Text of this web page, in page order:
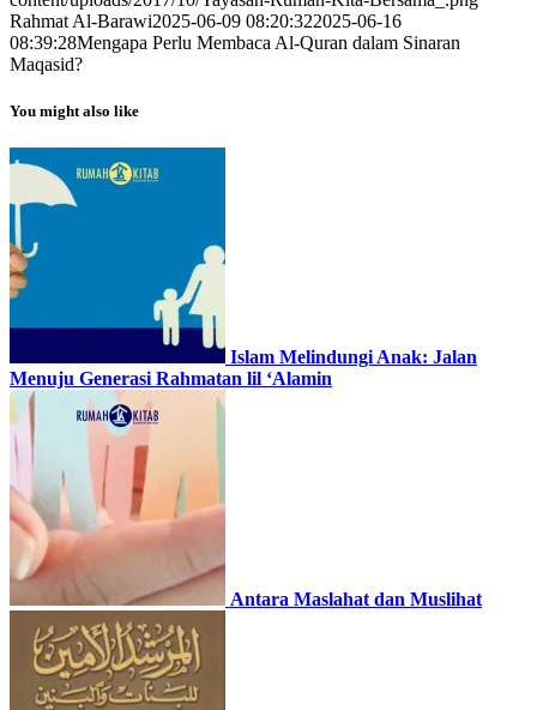
Rahmat Al-Barawi2025-06-09 08:20:322025-06-16
08:39:28Mengapa Perlu Membaca Al-Quran dalam Sinaran
Maqasid?
You might also like
Islam Melindungi Anak: Jalan
Menuju Generasi Rahmatan lil ‘Alamin
Antara Maslahat dan Muslihat